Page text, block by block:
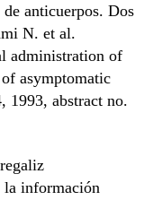
anticuerpos. Dos
N. et al.
administration of
asymptomatic
1993, abstract no.
la información